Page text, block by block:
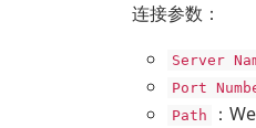
连接参数：
Server
Port
Path ：